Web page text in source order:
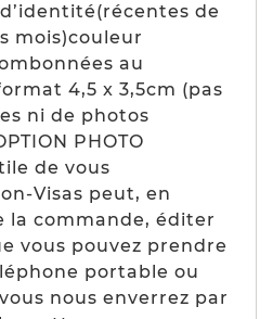
de
mois)couleur
au
4,5 x 3,5cm (pas
ni de photos
PHOTO
de vous
Visas peut, en
la commande, éditer
vous pouvez prendre
portable ou
nous enverrez par